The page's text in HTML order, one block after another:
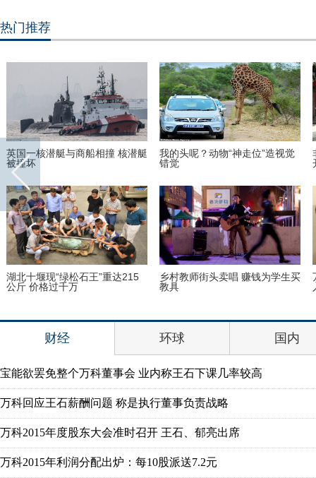
热门推荐
英国一核潜艇与商船相撞 核潜艇
被撞坏
我的头呢？动物“神走位”造视觉
错觉
湖北十堰现“绿松石王”重达215
公斤 价格过千万
乡村教师街头卖唱 赚钱为学生买
教具
财经 环球 国内
宝能欲罢免整个万科董事会 业内称王石下课几率较高
万科回应王石薪酬问题 称是执行董事负责战略
万科2015年度股东大会准时召开 王石、郁亮出席
万科2015年利润分配出炉：每10股派送7.2元